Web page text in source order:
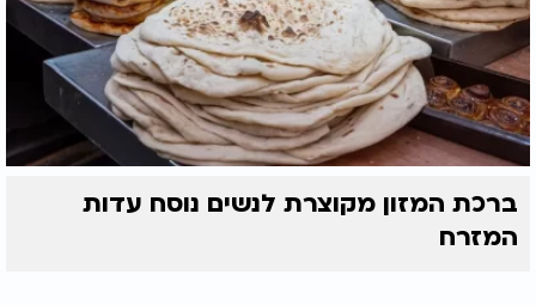
ברכת המזון מקוצרת לנשים נוסח עדות
המזרח